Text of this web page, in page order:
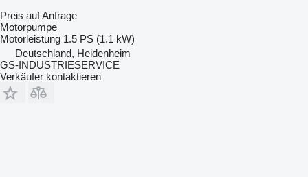
Preis auf Anfrage
Motorpumpe
Motorleistung 1.5 PS (1.1 kW)
Deutschland, Heidenheim
GS-INDUSTRIESERVICE
Verkäufer kontaktieren